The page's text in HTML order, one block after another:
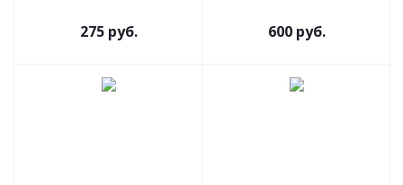
275 руб. 600 руб.